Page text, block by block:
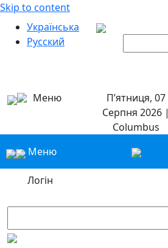
Skip to content
Українська
Русский
Меню
П’ятниця, 07
Серпня 2026 |
Columbus
Меню
Логін